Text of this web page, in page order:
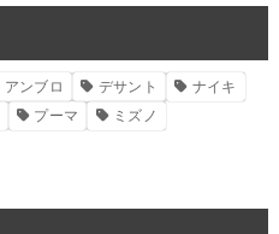
アンブロ デサント
ナイキ
プーマ
ミズノ